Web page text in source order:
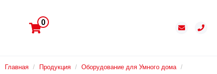
0
Главная / Продукция / Оборудование для Умного дома /